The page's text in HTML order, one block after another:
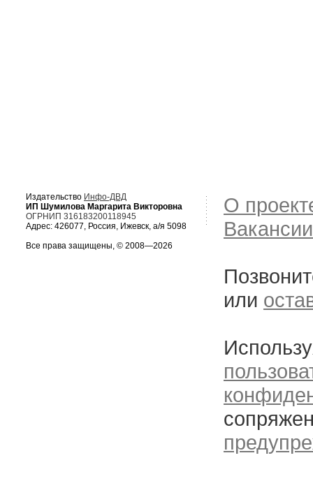
Издательство Инфо-ДВД
ИП Шумилова Маргарита Викторовна
ОГРНИП 316183200118945
Адрес: 426077, Россия, Ижевск, а/я 5098
Все права защищены, © 2008—2026
О
Вакансии
или